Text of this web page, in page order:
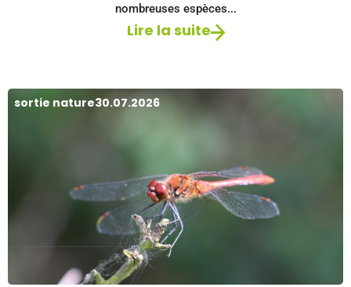
nombreuses espèces...
Lire la suite
sortie nature30.07.2026